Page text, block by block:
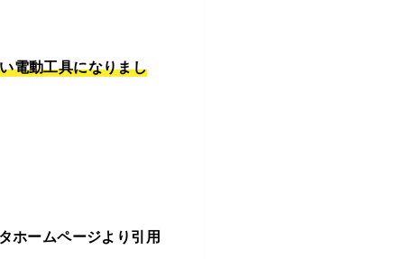
電動工具になりまし
ホームページより引用